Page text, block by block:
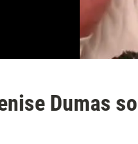
Dumas